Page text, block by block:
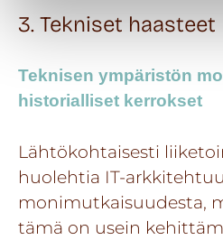
3. Tekniset haasteet
Teknisen ympäristön
historialliset kerrokset
Lähtökohtaisesti
huolehtia IT-
monimutkaisuudesta,
tämä on usein